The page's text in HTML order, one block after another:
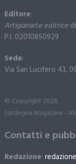
Editore:
Artigianarte editricedi
P.I. 02010850929
Sede:
Via San Lucifero 43,
© Copyright 2026.
Sardegna Magazine -
Contatti e
Redazione: